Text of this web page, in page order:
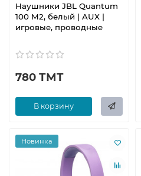
Наушники JBL Quantum
100 M2, белый | AUX |
игровые, проводные
780 ТМТ
В корзину
Новинка